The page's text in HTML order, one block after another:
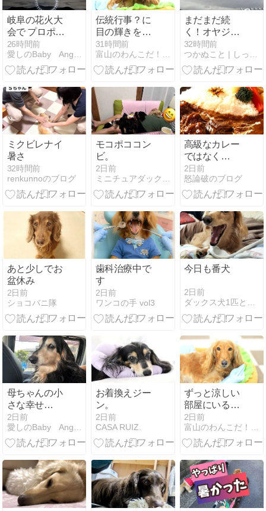
岐阜の花火大
会で プロポー
ズっっ！ おめ
でとう～
26時間前
愛しのBaby Angels
伝統行事？に
目の輝きを失
うちーた
ん・・・。
31時間前
富山のわんこだ！ぼん！2
まだまだ続
く！オヤジと
だっくす～ず
のあさんぽと
いう名のお散
32時間前
つかぬこと | しっぽの振れる音と日々の「つかぬこと」
ミクビレナイ
暑さ
32時間前
renkunnoのブログ
モコポココン
ビ。
2日前
ミニチュアダックス・メルロコ一家の横須賀ストーリー
高級なカレー
ではなく…
2日前
怒論破のブログ
あと少しでお
盆休み
2日前
ショコバニ隊
歯科治療中で
す
2日前
ワンコの手 vol3
今日も番犬
2日前
ダックス犬1匹とママ、ぐーたらパパのまったり生活
母ちゃんの小
さな幸せ
（笑）
2日前
愛しのBaby Angels
お着換えジー
ン。
2日前
CASA RUIZ.
ずっと涼しい
部屋にいるち
ーたんの身体
に異変
が・・！！
2日前
富山のわんこだ！ぼん！2